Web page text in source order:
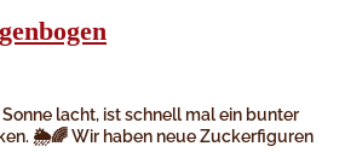
lacht, ist schnell mal ein bunter
🌦️🌈 Wir haben neue Zuckerfiguren